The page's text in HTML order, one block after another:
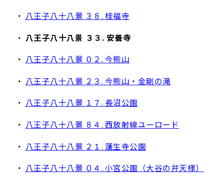
・ 八王子八十八景 ３８. 桂福寺
・ 八王子八十八景 ３３. 安養寺
・ 八王子八十八景 ０２. 今熊山
・ 八王子八十八景 ２３. 今熊山・金剛の滝
・ 八王子八十八景 １７. 長沼公園
・ 八王子八十八景 ８４. 西放射線ユーロード
・ 八王子八十八景 ２１. 蓮生寺公園
・ 八王子八十八景 ０４. 小宮公園（大谷の弁天様）